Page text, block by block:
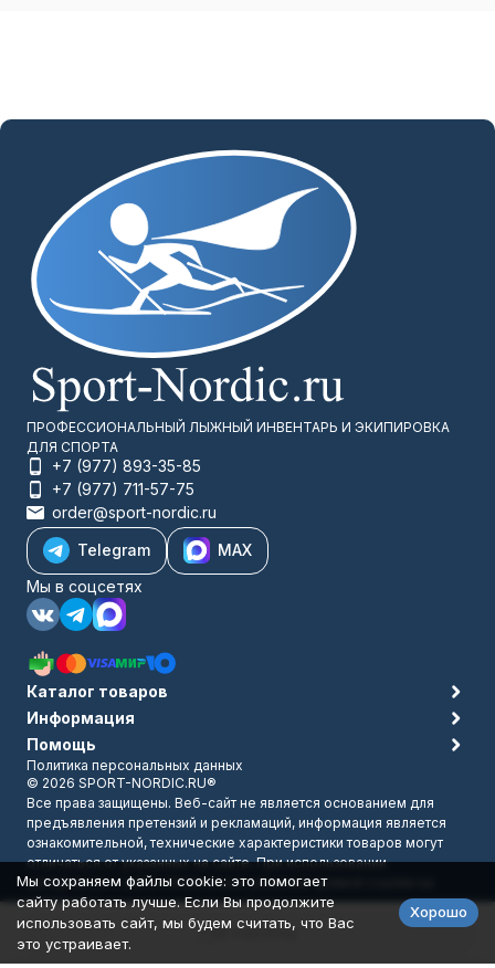
В корзину
ПРОФЕССИОНАЛЬНЫЙ ЛЫЖНЫЙ ИНВЕНТАРЬ И ЭКИПИРОВКА
ДЛЯ СПОРТА
+7 (977) 893-35-85
+7 (977) 711-57-75
order@sport-nordic.ru
Telegram
MAX
Мы в соцсетях
Каталог товаров
Информация
Помощь
Политика персональных данных
© 2026 SPORT-NORDIC.RU®
Все права защищены. Веб-сайт не является основанием для
предъявления претензий и рекламаций, информация является
ознакомительной, технические характеристики товаров могут
отличаться от указанных на сайте. При использовании
материалов с сайта обязательно указание прямой ссылки на
источник.
Разработано вbodysite.ru
Мы сохраняем файлы cookie: это помогает
сайту работать лучше. Если Вы продолжите
использовать сайт, мы будем считать, что Вас
это устраивает.
Хорошо